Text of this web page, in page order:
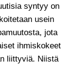
syntyy on
usein
jota
ihmiskokeet
liittyviä. Niistä